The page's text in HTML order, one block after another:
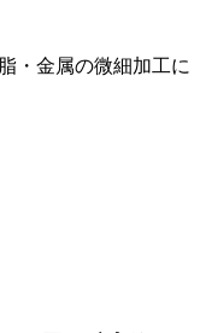
・金属の微細加工に